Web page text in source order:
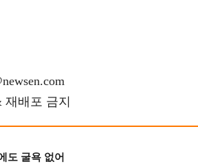
배포 금지
도 굴욕 없어